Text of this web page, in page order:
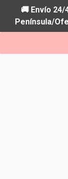
🚚 Envío 24/
Península/